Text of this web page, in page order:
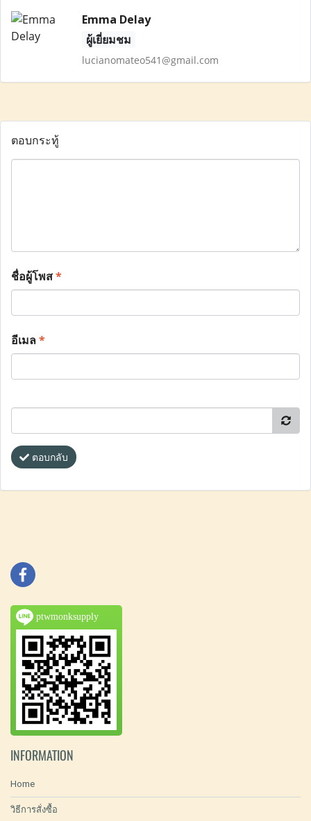
Emma Delay
ผู้เยี่ยมชม
lucianomateo541@gmail.com
ตอบกระทู้
ชื่อผู้โพส*
อีเมล*
ตอบกลับ
ptwmonksupply
INFORMATION
Home
วิธีการสั่งซื้อ